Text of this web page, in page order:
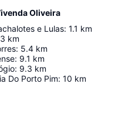
Oliveira
e Lulas: 1.1 km
km
: 5.4 km
: 9.1 km
: 9.3 km
Do Porto Pim: 10 km